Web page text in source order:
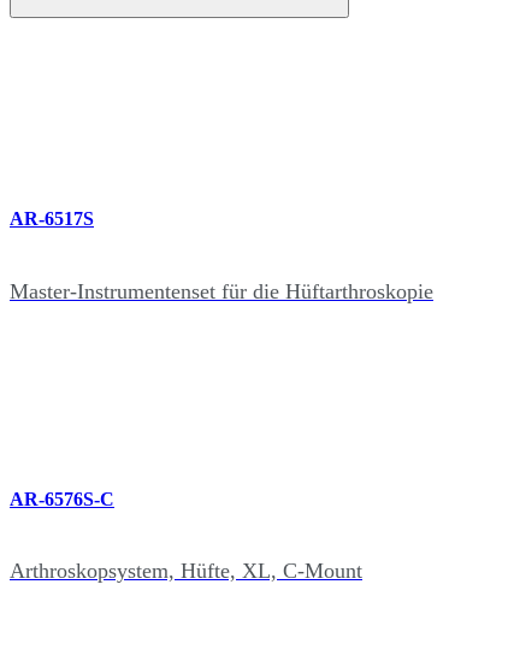
AR-6517S
Master-Instrumentenset für die Hüftarthroskopie
AR-6576S-C
Arthroskopsystem, Hüfte, XL, C-Mount